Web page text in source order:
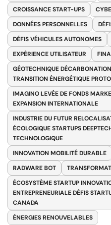
CROISSANCE START-UPS
DONNÉES PERSONNELLES
DÉFIS VÉHICULES AUTONOMES
EXPÉRIENCE UTILISATEUR
GÉOTECHNIQUE
TRANSITION ÉNERGÉTIQUE
IMAGINO LEVÉE DE FONDS
EXPANSION INTERNATIONALE
INDUSTRIE DU FUTUR
ÉCOLOGIQUE STARTUPS
TECHNOLOGIQUE
INNOVATION MOBILITÉ DURABLE
RADWARE BOT
ÉCOSYSTÈME STARTUP
ENTREPRENEURIALE DÉFIS
CANADA
ÉNERGIES RENOUVELABLES